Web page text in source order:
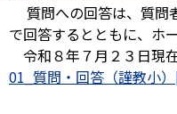
質問への回答は、質問
で回答するとともに、ホ
令和８年７月２３日現
01_質問・回答（謹教小